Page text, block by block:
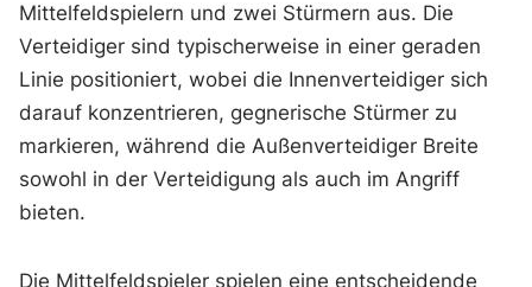
Mittelfeldspielern und zwei Stürmern aus. Die
Verteidiger sind typischerweise in einer geraden
Linie positioniert, wobei die Innenverteidiger sich
darauf konzentrieren, gegnerische Stürmer zu
markieren, während die Außenverteidiger Breite
sowohl in der Verteidigung als auch im Angriff
bieten.
Die Mittelfeldspieler spielen eine entscheidende